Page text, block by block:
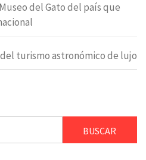
del Gato del país que
turismo astronómico de lujo